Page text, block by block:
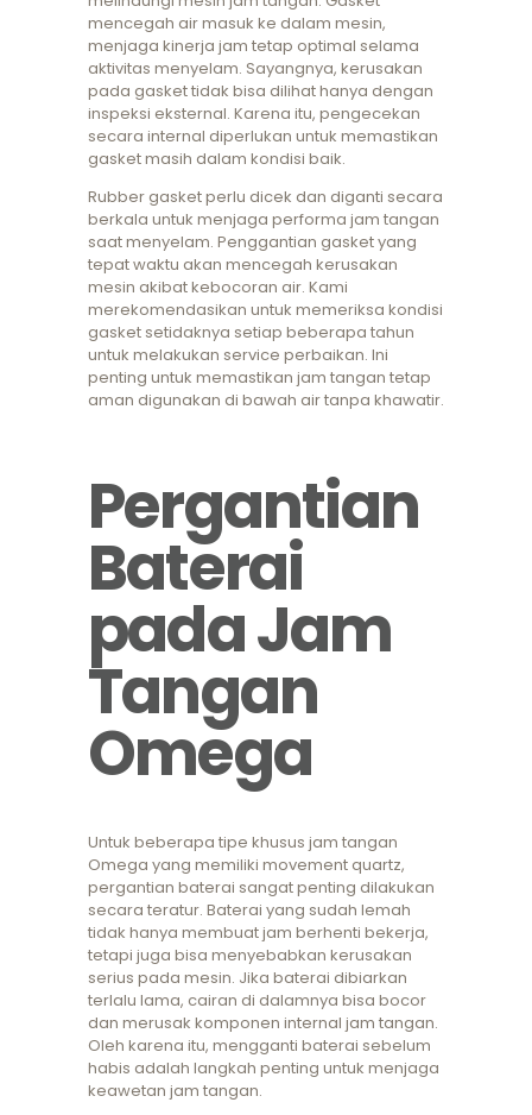
mencegah air masuk ke dalam mesin,
menjaga kinerja jam tetap optimal selama
aktivitas menyelam. Sayangnya, kerusakan
pada gasket tidak bisa dilihat hanya dengan
inspeksi eksternal. Karena itu, pengecekan
secara internal diperlukan untuk memastikan
gasket masih dalam kondisi baik.
Rubber gasket perlu dicek dan diganti secara
berkala untuk menjaga performa jam tangan
saat menyelam. Penggantian gasket yang
tepat waktu akan mencegah kerusakan
mesin akibat kebocoran air. Kami
merekomendasikan untuk memeriksa kondisi
gasket setidaknya setiap beberapa tahun
untuk melakukan service perbaikan. Ini
penting untuk memastikan jam tangan tetap
aman digunakan di bawah air tanpa khawatir.
Pergantian
Baterai
pada Jam
Tangan
Omega
Untuk beberapa tipe khusus jam tangan
Omega yang memiliki movement quartz,
pergantian baterai sangat penting dilakukan
secara teratur. Baterai yang sudah lemah
tidak hanya membuat jam berhenti bekerja,
tetapi juga bisa menyebabkan kerusakan
serius pada mesin. Jika baterai dibiarkan
terlalu lama, cairan di dalamnya bisa bocor
dan merusak komponen internal jam tangan.
Oleh karena itu, mengganti baterai sebelum
habis adalah langkah penting untuk menjaga
keawetan jam tangan.